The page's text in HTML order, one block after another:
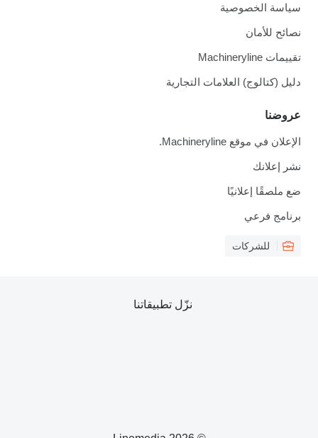
سياسة الخصوصية
نصائح للأمان
تقييمات Machineryline
دليل (كتالوج) العلامات التجارية
عروضنا
الإعلان في موقع Machineryline.
نشر إعلانك
ضع ملصقًا إعلانيًا
برنامج فرعي
للشركات
نزّل تطبيقاتنا